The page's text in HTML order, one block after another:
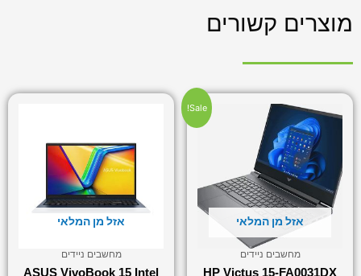
מוצרים קשורים
Sale!
אזל מן המלאי
מחשבים ניידים
HP Victus 15-FA0031DX
אזל מן המלאי
מחשבים ניידים
ASUS VivoBook 15 Intel